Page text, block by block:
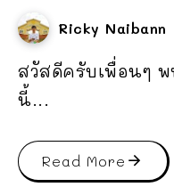
Ricky Naibann
สวัสดีครับเพื่อนๆ พ
นี้...
Read More